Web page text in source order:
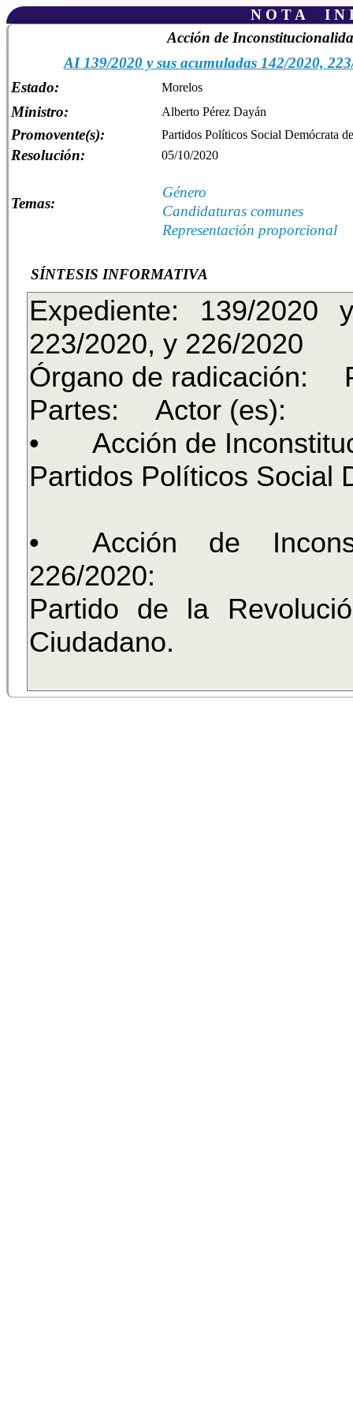
N O T A I N
Acción de
AI 139/2020 y sus acumuladas 142/2020,
Estado:
Morelos
Ministro: Alberto Pérez Dayán
Promovente(s): Partidos Políticos Social Demócrata
Resolución: 05/10/2020
Temas:
Género
Candidaturas comunes
Representación proporcional
SÍNTESIS INFORMATIVA